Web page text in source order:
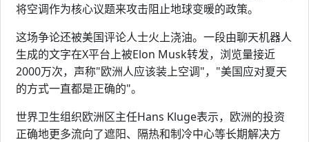
将空调作为核心议题来攻击阻止地球变暖的政策。
这场争论还被美国评论人士火上浇油。一段由聊天机器人
生成的文字在X平台上被Elon Musk转发，浏览量接近
2000万次，声称"欧洲人应该装上空调"，"美国应对夏天
的方式一直都是正确的"。
世界卫生组织欧洲区主任Hans Kluge表示，欧洲的投资
正确地更多流向了遮阳、隔热和制冷中心等长期解决方